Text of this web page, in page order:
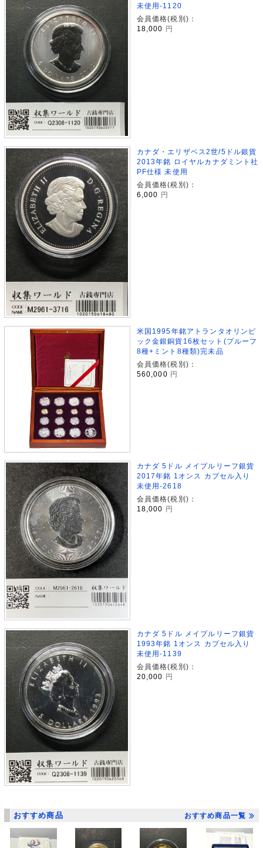
未使用-1120
会員価格(税別)：
18,000
円
カナダ・エリザベス2世/5ドル銀貨
2013年銘 ロイヤルカナダミント社
PF仕様 未使用
会員価格(税別)：
6,000 円
米国1995年銘アトランタオリンピ
ック金銀銅貨16枚セット(プルーフ
8種+ミント8種類)完未品
会員価格(税別)：
560,000 円
カナダ 5ドル メイプルリーフ銀貨
2017年銘 1オンス カプセル入り
未使用-2618
会員価格(税別)：
18,000 円
カナダ 5ドル メイプルリーフ銀貨
1993年銘 1オンス カプセル入り
未使用-1139
会員価格(税別)：
20,000
円
おすすめ商品 おすすめ商品一覧